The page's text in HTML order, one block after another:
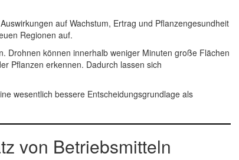
auf Wachstum, Ertrag und Pflanzengesundheit
Regionen auf.
Drohnen können innerhalb weniger Minuten große Flächen
Pflanzen erkennen. Dadurch lassen sich
wesentlich bessere Entscheidungsgrundlage als
von Betriebsmitteln